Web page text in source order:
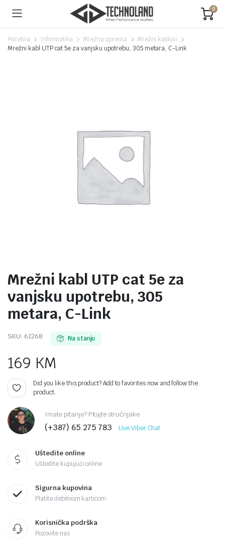
0
Početna Informatika Mrežna oprema
Mrežni kablovi
Mrežni kabl UTP cat 5e za vanjsku upotrebu, 305 metara, C-Link
Mrežni kabl UTP cat 5e za
vanjsku upotrebu, 305
metara, C-Link
SKU: 61268 Na stanju
169 KM
Did you like this product? Add to favorites now and follow the
product.
Imate pitanje? Pitajte stručnjake
(+387) 65 275 783 Live Viber Chat
Uštedite online
Uštedite kupujući online
Sigurna kupovina
Platite debitnom karticom
Korisnička podrška
Pozovite nas